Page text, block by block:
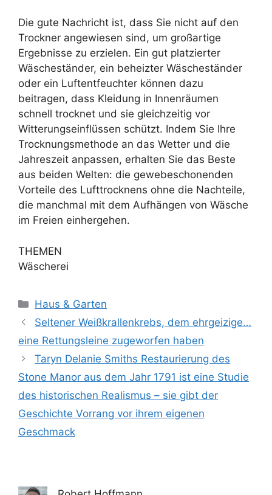
Die gute Nachricht ist, dass Sie nicht auf den
Trockner angewiesen sind, um großartige
Ergebnisse zu erzielen. Ein gut platzierter
Wäscheständer, ein beheizter Wäscheständer
oder ein Luftentfeuchter können dazu
beitragen, dass Kleidung in Innenräumen
schnell trocknet und sie gleichzeitig vor
Witterungseinflüssen schützt. Indem Sie Ihre
Trocknungsmethode an das Wetter und die
Jahreszeit anpassen, erhalten Sie das Beste
aus beiden Welten: die gewebeschonenden
Vorteile des Lufttrocknens ohne die Nachteile,
die manchmal mit dem Aufhängen von Wäsche
im Freien einhergehen.
THEMEN
Wäscherei
Kategorien
Haus & Garten
Seltener Weißkrallenkrebs, dem ehrgeizige…
eine Rettungsleine zugeworfen haben
Taryn Delanie Smiths Restaurierung des
Stone Manor aus dem Jahr 1791 ist eine Studie
des historischen Realismus – sie gibt der
Geschichte Vorrang vor ihrem eigenen
Geschmack